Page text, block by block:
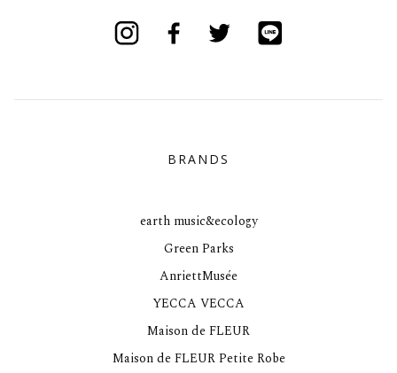
BRANDS
earth music&ecology
Green Parks
AnriettMusée
YECCA VECCA
Maison de FLEUR
Maison de FLEUR Petite Robe